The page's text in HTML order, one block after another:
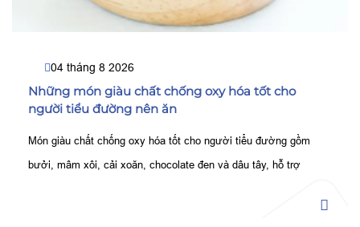
04 tháng 8 2026
Những món giàu chất chống oxy hóa tốt cho
người tiểu đường nên ăn
Món giàu chất chống oxy hóa tốt cho người tiểu đường gồm
bưởi, mâm xôi, cải xoăn, chocolate đen và dâu tây, hỗ trợ